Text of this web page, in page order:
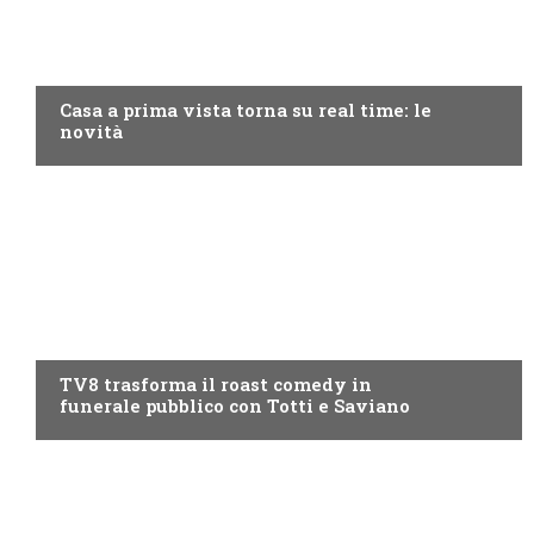
Casa a prima vista torna su real time: le
novità
TV8 trasforma il roast comedy in
funerale pubblico con Totti e Saviano